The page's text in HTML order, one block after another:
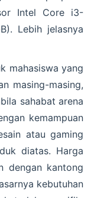
Intel Core i3-
Lebih jelasnya
mahasiswa yang
masing-masing,
sahabat arena
kemampuan
atau gaming
diatas. Harga
dengan kantong
kebutuhan